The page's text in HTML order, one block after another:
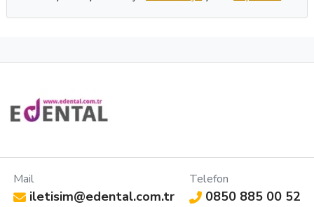
Mail
iletisim@edental.com.tr
Telefon
0850 885 00 52